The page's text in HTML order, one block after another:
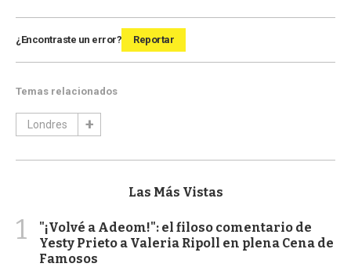
¿Encontraste un error? Reportar
Temas relacionados
Londres
Las Más Vistas
1
"¡Volvé a Adeom!": el filoso comentario de
Yesty Prieto a Valeria Ripoll en plena Cena de
Famosos